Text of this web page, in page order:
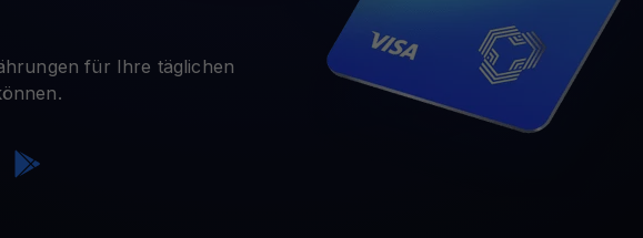
Genießen Sie Vorteile mit unserem Token
Youhodler App
Belohnungen
Entfesseln Sie
Prämien
Aktionen
Alle Krypto-Vermögenswerte
für Ihre täglichen